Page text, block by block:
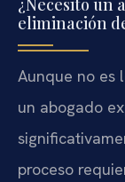
¿Necesito un
eliminación
Aunque no es
un abogado
proceso